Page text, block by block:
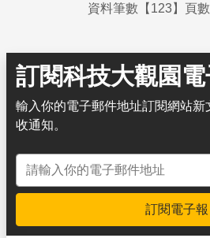
資料筆數【123】頁數
訂閱科技大觀園電
輸入你的電子郵件地址訂閱網站
收通知。
電子郵件地址
訂閱電子報